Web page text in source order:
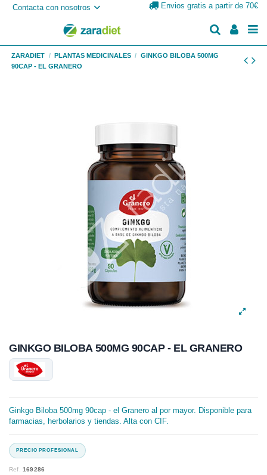
Contacta con nosotros Envios gratis a partir de 70€
ZARADIET PLANTAS MEDICINALES
GINKGO BILOBA 500MG
90CAP - EL GRANERO
GINKGO BILOBA 500MG 90CAP - EL GRANERO
Ginkgo Biloba 500mg 90cap - el Granero al por mayor. Disponible para
farmacias, herbolarios y tiendas. Alta con CIF.
Ref.169286